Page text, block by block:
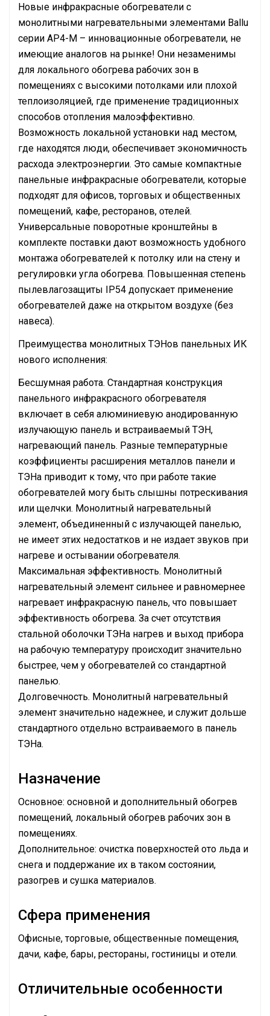
Новые инфракрасные обогреватели с
монолитными нагревательными элементами Ballu
серии AP4-M – инновационные обогреватели, не
имеющие аналогов на рынке! Они незаменимы
для локального обогрева рабочих зон в
помещениях с высокими потолками или плохой
теплоизоляцией, где применение традиционных
способов отопления малоэффективно.
Возможность локальной установки над местом,
где находятся люди, обеспечивает экономичность
расхода электроэнергии. Это самые компактные
панельные инфракрасные обогреватели, которые
подходят для офисов, торговых и общественных
помещений, кафе, ресторанов, отелей.
Универсальные поворотные кронштейны в
комплекте поставки дают возможность удобного
монтажа обогревателей к потолку или на стену и
регулировки угла обогрева. Повышенная степень
пылевлагозащиты IP54 допускает применение
обогревателей даже на открытом воздухе (без
навеса).
Преимущества монолитных ТЭНов панельных ИК
нового исполнения:
Бесшумная работа. Стандартная конструкция
панельного инфракрасного обогревателя
включает в себя алюминиевую анодированную
излучающую панель и встраиваемый ТЭН,
нагревающий панель. Разные температурные
коэффициенты расширения металлов панели и
ТЭНа приводит к тому, что при работе такие
обогревателей могу быть слышны потрескивания
или щелчки. Монолитный нагревательный
элемент, объединенный с излучающей панелью,
не имеет этих недостатков и не издает звуков при
нагреве и остывании обогревателя.
Максимальная эффективность. Монолитный
нагревательный элемент сильнее и равномернее
нагревает инфракрасную панель, что повышает
эффективность обогрева. За счет отсутствия
стальной оболочки ТЭНа нагрев и выход прибора
на рабочую температуру происходит значительно
быстрее, чем у обогревателей со стандартной
панелью.
Долговечность. Монолитный нагревательный
элемент значительно надежнее, и служит дольше
стандартного отдельно встраиваемого в панель
ТЭНа.
Назначение
Основное: основной и дополнительный обогрев
помещений, локальный обогрев рабочих зон в
помещениях.
Дополнительное: очистка поверхностей ото льда и
снега и поддержание их в таком состоянии,
разогрев и сушка материалов.
Сфера применения
Офисные, торговые, общественные помещения,
дачи, кафе, бары, рестораны, гостиницы и отели.
Отличительные особенности